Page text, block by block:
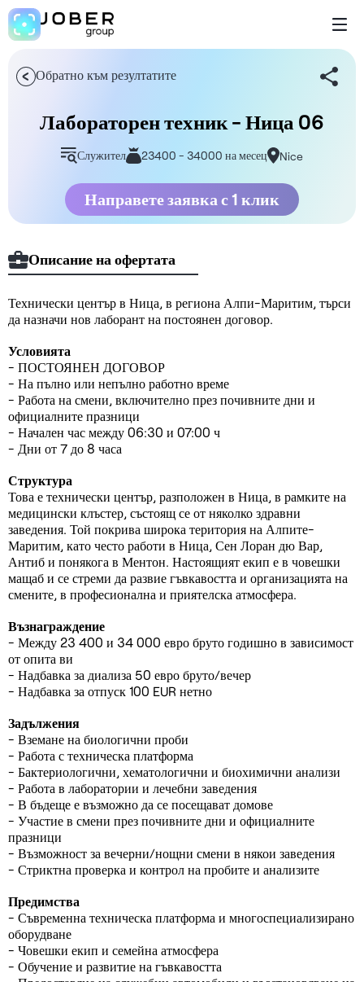
Обратно към резултатите
Лабораторен техник - Ница 06
Служител 23400 - 34000 на месец Nice
Направете заявка с 1 клик
Описание на офертата
Технически център в Ница, в региона Алпи-Маритим, търси
да назначи нов лаборант на постоянен договор.
Условията
- ПОСТОЯНЕН ДОГОВОР
- На пълно или непълно работно време
- Работа на смени, включително през почивните дни и
официалните празници
- Начален час между 06:30 и 07:00 ч
- Дни от 7 до 8 часа
Структура
Това е технически център, разположен в Ница, в рамките на
медицински клъстер, състоящ се от няколко здравни
заведения. Той покрива широка територия на Алпите-
Маритим, като често работи в Ница, Сен Лоран дю Вар,
Антиб и понякога в Ментон. Настоящият екип е в човешки
мащаб и се стреми да развие гъвкавостта и организацията на
смените, в професионална и приятелска атмосфера.
Възнаграждение
- Между 23 400 и 34 000 евро бруто годишно в зависимост
от опита ви
- Надбавка за диализа 50 евро бруто/вечер
- Надбавка за отпуск 100 EUR нетно
Задължения
- Вземане на биологични проби
- Работа с техническа платформа
- Бактериологични, хематологични и биохимични анализи
- Работа в лаборатории и лечебни заведения
- В бъдеще е възможно да се посещават домове
- Участие в смени през почивните дни и официалните
празници
- Възможност за вечерни/нощни смени в някои заведения
- Стриктна проверка и контрол на пробите и анализите
Предимства
- Съвременна техническа платформа и многоспециализирано
оборудване
- Човешки екип и семейна атмосфера
- Обучение и развитие на гъвкавостта